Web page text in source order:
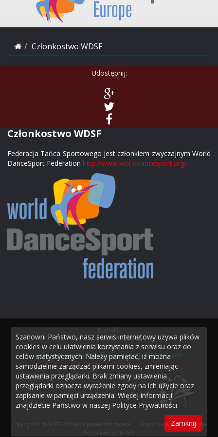
Członkostwo WDSF
Udostępnij:
Członkostwo WDSF
Federacja Tańca Sportowego jest członkiem zwyczajnym World
DanceSport Federation http://www.worlddancesport.org/
Kontakt:
tel./fax +48 55 611 20 50
e-mail biuro:fts.poland@gmail.com
administracja krajowa:fts.taniecsport.pl@gmail.com
Siedziba:
FEDERACJA TAŃCA SPORTOWEGO
Pl. Kazimierza Jagiellończyka 1 82-300 Elbląg
Polska
Copyright © 2026 FTS. Wszelkie prawa zastrzeżone. | Projekt i wykonanie:Agencja
Reklamowa CONTACT
Szanowni Państwo, nasz serwis internetowy używa plików
cookies w celu ułatwienia korzystania z serwisu oraz do
celów statystycznych. Należy pamiętać, iż można
samodzielnie zarządzać plikami cookies, zmieniając
ustawienia przeglądarki. Brak zmiany ustawienia
przeglądarki oznacza wyrażenie zgody na ich użycie oraz
zapisanie w pamięci urządzenia. Więcej informacji
znajdziecie Państwo w naszej Polityce Prywatności.
Zamknij